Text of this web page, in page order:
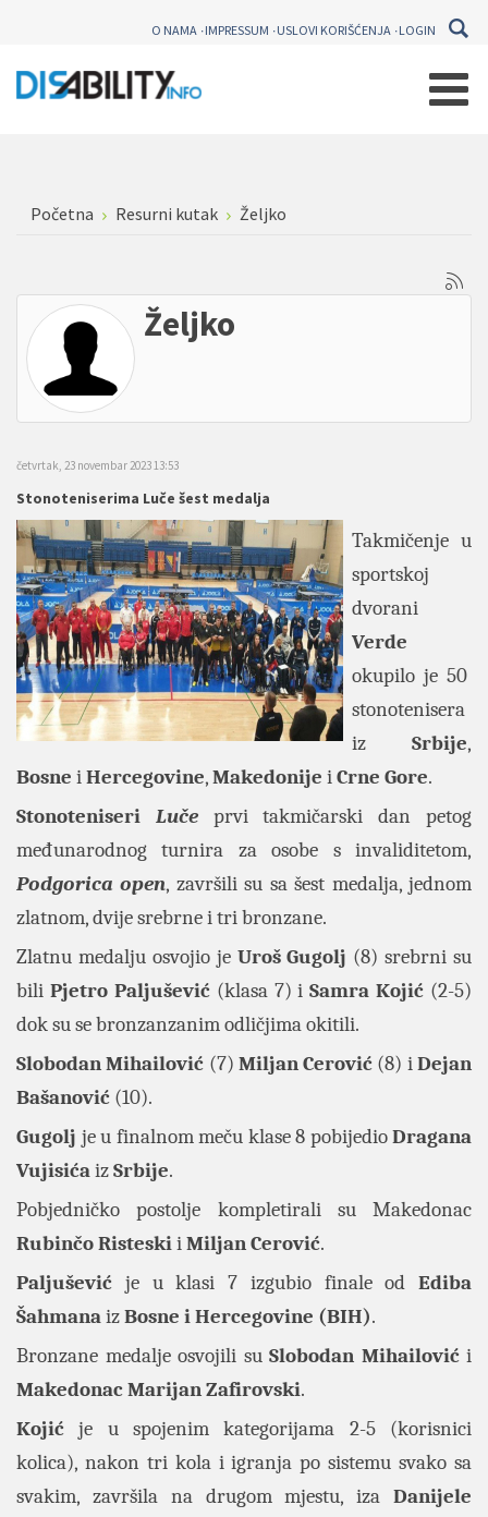
O NAMA IMPRESSUM USLOVI KORIŠĆENJA LOGIN
Početna Resurni kutak Željko
Željko
četvrtak, 23 novembar 2023 13:53
Stonoteniserima Luče šest medalja
Takmičenje u
sportskoj
dvorani
Verde
okupilo je 50
stonotenisera
iz Srbije,
Bosne iHercegovine,Makedonije iCrne Gore.
Stonoteniseri
Lučeprvi takmičarski dan petog
međunarodnog turnira za osobe s invaliditetom,
Podgorica open, završili su sa šest medalja, jednom
zlatnom, dvije srebrne i tri bronzane.
Zlatnu medalju osvojio je Uroš Gugolj (8) srebrni su
bili Pjetro Paljušević(klasa 7) iSamra Kojić (2-5)
dok su se bronzanzanim odličjima okitili.
SlobodanMihailović (7) MiljanCerović (8) iDejan
Bašanović (10).
Gugolj je u finalnom meču klase 8 pobijedioDragana
VujisićaizSrbije.
Pobjedničko postolje kompletirali su Makedonac
RubinčoRisteskiiMiljanCerović.
Paljušević je u klasi 7 izgubio finale od Ediba
ŠahmanaizBosne i Hercegovine (BIH).
Bronzane medalje osvojili su Slobodan Mihailovići
MakedonacMarijanZafirovski.
Kojić je u spojenim kategorijama 2-5 (korisnici
kolica), nakon tri kola i igranja po sistemu svako sa
svakim, završila na drugom mjestu, iza Danijele